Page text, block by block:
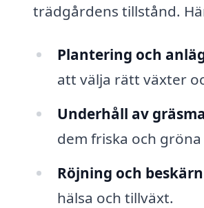
trädgårdens tillstånd.
Plantering och
att välja rätt växter
Underhåll av
dem friska och
Röjning och
hälsa och tillväxt.